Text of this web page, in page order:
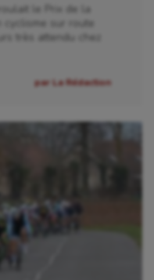
le Prix de la
cyclisme sur route
très attendu chez
par La Rédaction